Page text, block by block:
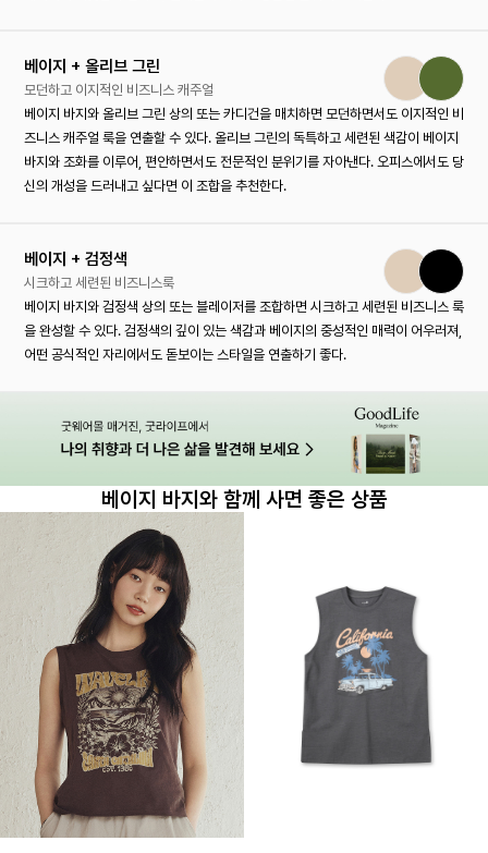
베이지 + 올리브 그린
모던하고 이지적인 비즈니스 캐주얼
베이지 바지와 올리브 그린 상의 또는 카디건을 매치하면 모던하면서도 이지적인 비
즈니스 캐주얼 룩을 연출할 수 있다. 올리브 그린의 독특하고 세련된 색감이 베이지
바지와 조화를 이루어, 편안하면서도 전문적인 분위기를 자아낸다. 오피스에서도 당
신의 개성을 드러내고 싶다면 이 조합을 추천한다.
베이지 + 검정색
시크하고 세련된 비즈니스룩
베이지 바지와 검정색 상의 또는 블레이저를 조합하면 시크하고 세련된 비즈니스 룩
을 완성할 수 있다. 검정색의 깊이 있는 색감과 베이지의 중성적인 매력이 어우러져,
어떤 공식적인 자리에서도 돋보이는 스타일을 연출하기 좋다.
베이지 바지와 함께 사면 좋은 상품